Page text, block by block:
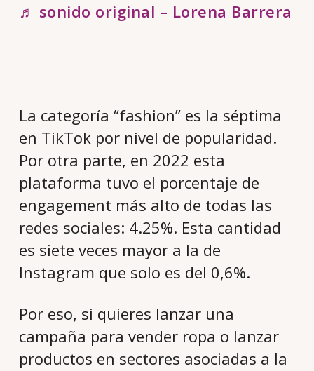
♬ sonido original – Lorena Barrera
La categoría “fashion” es la séptima
en TikTok por nivel de popularidad.
Por otra parte, en 2022 esta
plataforma tuvo el porcentaje de
engagement más alto de todas las
redes sociales: 4.25%. Esta cantidad
es siete veces mayor a la de
Instagram que solo es del 0,6%.
Por eso, si quieres lanzar una
campaña para vender ropa o lanzar
productos en sectores asociadas a la